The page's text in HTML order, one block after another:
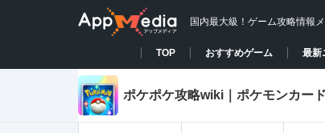
国内最大級！ゲーム攻略情報
TOP おすすめゲーム 最新
ポケポケ攻略wiki｜ポケモンカー